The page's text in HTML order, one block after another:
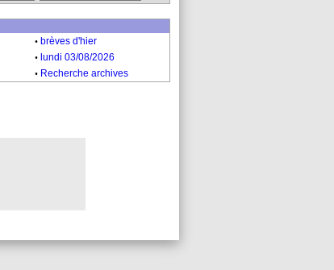
. brèves d'hier
. lundi 03/08/2026
. Recherche archives